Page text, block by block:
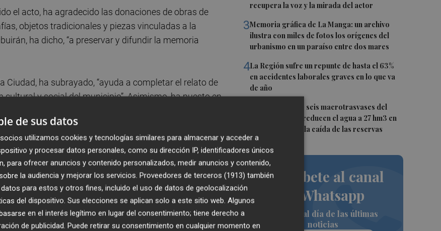
recupera la voz y la mirada del actor
3Memoria gráfica de La Manga: un archivo
ilustra con miles de fotos los orígenes del
urbanismo en un paraíso entre dos mares
4La Región sufre un repunte de hasta el 63%
en accidentes laborales graves en lo que va
de año
Fin a la racha de seis macrotrasvases del
Tajo al Segura: reducen el agua a 27 hm3 en
septiembre por la caída de las reservas
Suscríbete al canal
de Whatsapp
Siempre al día de las últimas
noticias
el acto, ha agradecido las donaciones de obras de
objetos tradicionales y piezas vinculadas a la
ha dicho, “a preservar y difundir la memoria
ha subrayado, “ayuda a completar el relato de
y social del municipio”. Asimismo, ha puesto en
vivo de conservación y divulgación del patrimonio
se encuentra la donación realizada porSonia
de Aragón, así como la donación dePascual
Ortigas.
de Granada, perteneciente aAntonio José
a la Exposición de Murcia de 1900 donadas por
de sus datos
utilizamos cookies y tecnologías similares para almacenar y acceder a
y procesar datos personales, como su dirección IP, identificadores únicos
para ofrecer anuncios y contenido personalizados, medir anuncios y contenido,
la audiencia y mejorar los servicios. Proveedores de terceros (1913) también
para estos y otros fines, incluido el uso de datos de geolocalización
del dispositivo. Sus elecciones se aplican solo a este sitio web. Algunos
en el interés legítimo en lugar del consentimiento; tiene derecho a
de publicidad. Puede retirar su consentimiento en cualquier momento en